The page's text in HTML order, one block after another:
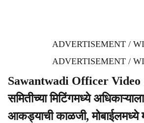
ADVERTISEMENT /
ADVERTISEMENT /
Sawantwadi Officer Video
समितीच्या मिटिंगमध्ये
आकड्याची काळजी, मोबाईलमध्ये